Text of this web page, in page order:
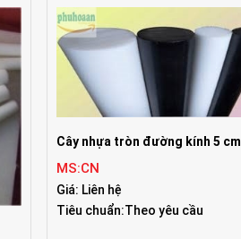
Cây nhựa tròn đường kính 5 cm
MS:CN
Giá: Liên hệ
Tiêu chuẩn:Theo yêu cầu